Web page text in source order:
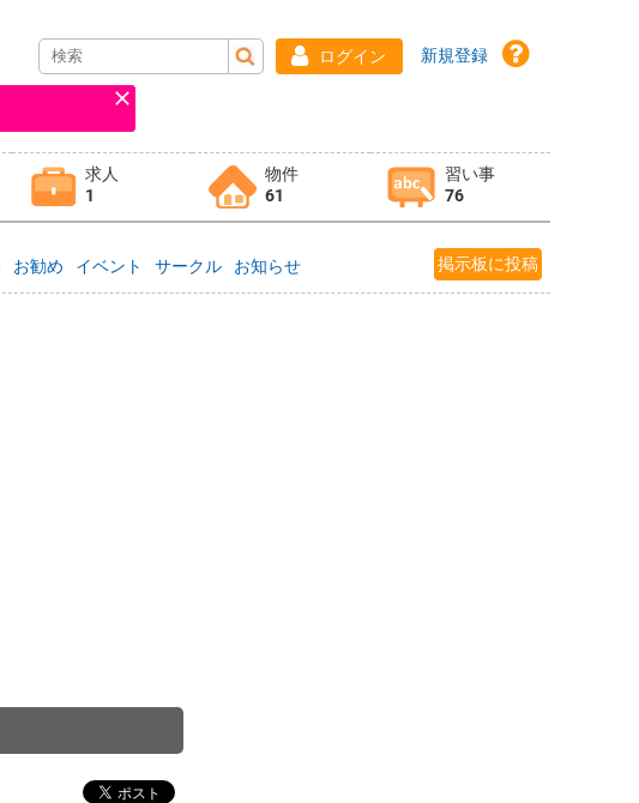
ログイン 新規登録
求人
1
物件
61
習い事
76
お勧め イベント サークル お知らせ 掲示板に投稿